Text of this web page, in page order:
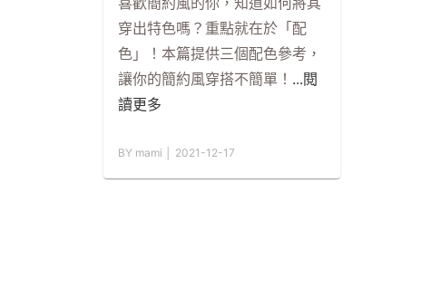
穿出特色嗎？重點就在於「配
色」！本篇提供三個配色參考，
讓你的簡約風穿搭不簡單！ ...閱
讀更多
BY mami │ 2021-12-17